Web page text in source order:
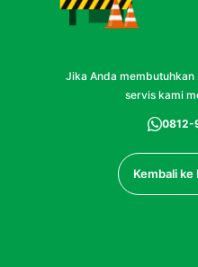
Jika Anda
servis kami
0812-
Kembali